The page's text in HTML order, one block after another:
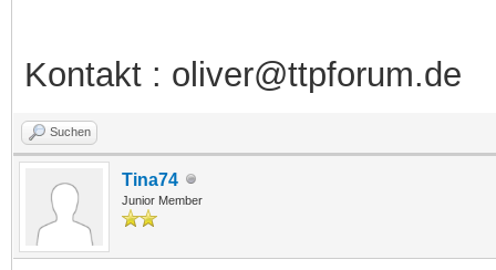
Kontakt : oliver@ttpforum.de
Suchen
Tina74
Junior Member